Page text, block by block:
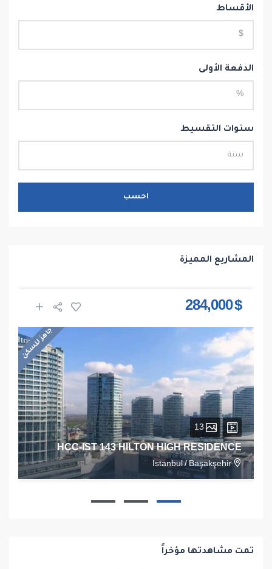
الأقساط
الدفعة الأولى
سنوات التقسيط
احسب
المشاريع المميزة
$ 284,000
جاهز للسكن
HCC-IST 143 HILTON HIGH RESIDENCE
Istanbul / Başakşehir
تمت مشاهدتها مؤخراً